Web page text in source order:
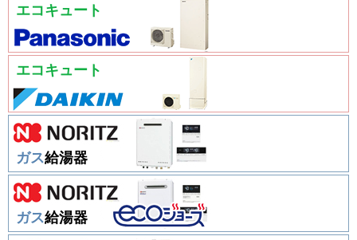
エコキュート
エコキュート
ガス給湯器
ガス給湯器